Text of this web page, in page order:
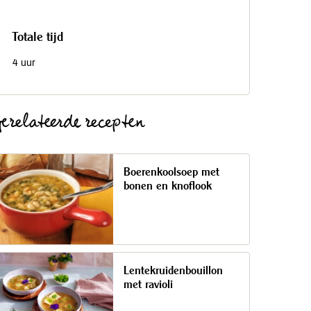
Totale tijd
4 uur
recepten
Boerenkoolsoep met
bonen en knoflook
Lentekruidenbouillon
met ravioli